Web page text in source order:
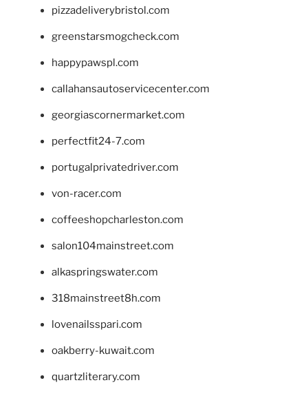
pizzadeliverybristol.com
greenstarsmogcheck.com
happypawspl.com
callahansautoservicecenter.com
georgiascornermarket.com
perfectfit24-7.com
portugalprivatedriver.com
von-racer.com
coffeeshopcharleston.com
salon104mainstreet.com
alkaspringswater.com
318mainstreet8h.com
lovenailsspari.com
oakberry-kuwait.com
quartzliterary.com